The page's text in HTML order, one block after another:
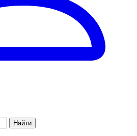
Найти